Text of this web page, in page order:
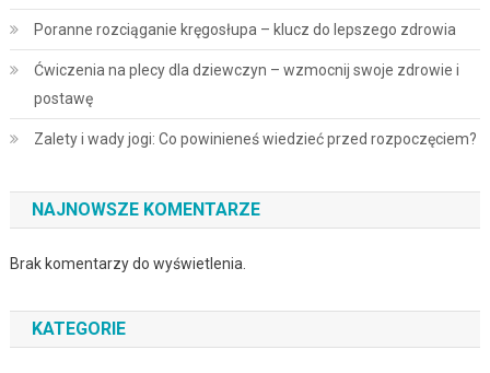
Poranne rozciąganie kręgosłupa – klucz do lepszego zdrowia
Ćwiczenia na plecy dla dziewczyn – wzmocnij swoje zdrowie i
postawę
Zalety i wady jogi: Co powinieneś wiedzieć przed rozpoczęciem?
NAJNOWSZE KOMENTARZE
Brak komentarzy do wyświetlenia.
KATEGORIE